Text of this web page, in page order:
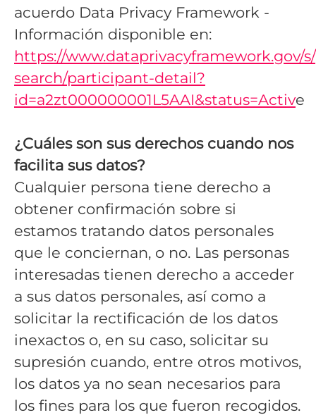
acuerdo Data Privacy Framework -
Información disponible en:
https://www.dataprivacyframework.gov/
search/participant-detail?
id=a2zt000000001L5AAI&status=Active
¿Cuáles son sus derechos cuando nos
facilita sus datos?
Cualquier persona tiene derecho a
obtener confirmación sobre si
estamos tratando datos personales
que le conciernan, o no. Las personas
interesadas tienen derecho a acceder
a sus datos personales, así como a
solicitar la rectificación de los datos
inexactos o, en su caso, solicitar su
supresión cuando, entre otros motivos,
los datos ya no sean necesarios para
los fines para los que fueron recogidos.